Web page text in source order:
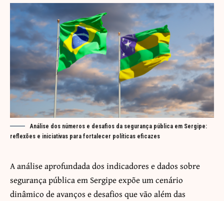
Análise dos números e desafios da segurança pública em Sergipe:
reflexões e iniciativas para fortalecer políticas eficazes
A análise aprofundada dos indicadores e dados sobre
segurança pública em Sergipe expõe um cenário
dinâmico de avanços e desafios que vão além das